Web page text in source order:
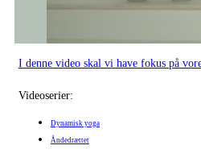
I denne video skal vi have fokus på
Videoserier:
Dynamisk yoga
Åndedrættet